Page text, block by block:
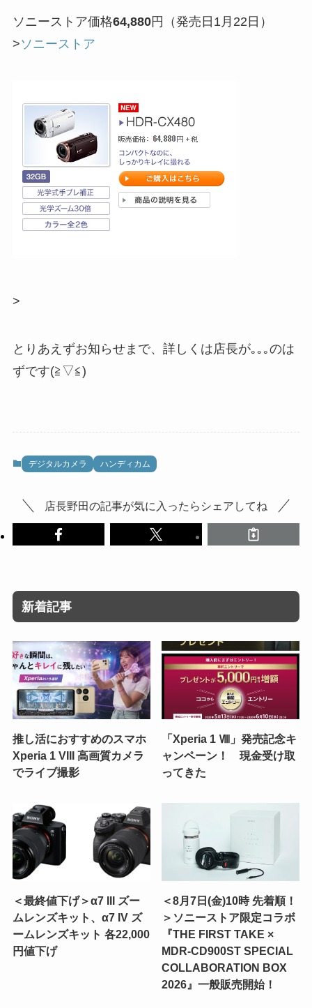
ソニーストア価格64,880円（発売日1月22日）
>ソニーストア
>
とりあえずお知らせまで、詳しくは店長が｡｡｡のは
ずです(≧▽≦)
デジタルカメラ ハンディカム
店長野田の記事が気に入ったらシェアしてね
新着記事
推し活におすすめのスマホ
Xperia 1 VIII 高画質カメラ
でライブ撮影
「Xperia 1 Ⅷ」発売記念キ
ャンペーン！ 現金受け取
ってきた
＜最終値下げ＞α7 III ズー
ムレンズキット、α7 IV ズ
ームレンズキット 各22,000
円値下げ
＜8月7日(金)10時 先着順！
＞ソニーストア限定コラボ
『THE FIRST TAKE ×
MDR-CD900ST SPECIAL
COLLABORATION BOX
2026』一般販売開始！